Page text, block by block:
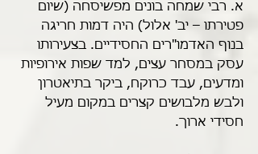
א. רבי שמחה בונים מפשיסחה (שיום
פטירתו – יב' אלול) היה דמות חריגה
בנוף האדמו"רים החסידיים. בצעירותו
עסק במסחר עצים, למד שפות אירופיות
ומדעים, עבד כרוקח, ביקר בתיאטרון
ולבש מלבושים קצרים במקום מעיל
חסידי ארוך.